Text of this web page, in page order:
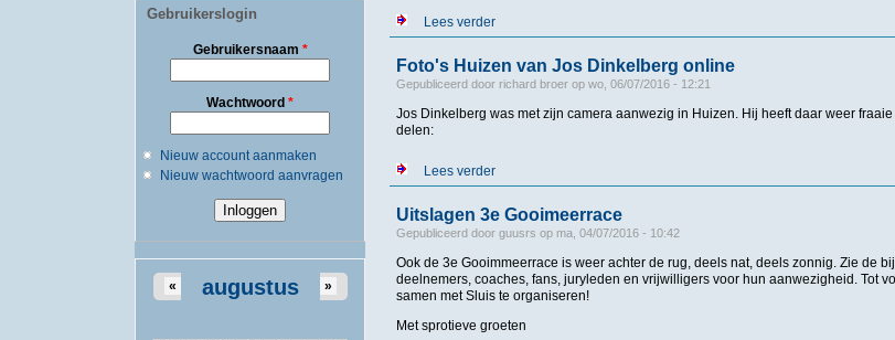
Gebruikerslogin
Gebruikersnaam *
Wachtwoord *
Nieuw account aanmaken
Nieuw wachtwoord aanvragen
augustus
« »
Lees verderover OLOWIS
Foto's Huizen van Jos Dinkelberg online
Gepubliceerd door richard broerop wo, 06/07/2016 - 12:21
Jos Dinkelberg was met zijn camera aanwezig in Huizen. Hij heeft daar weer
delen:
Lees verderover Foto's Huizen van Jos Dinkelberg online
Uitslagen 3e Gooimeerrace
Gepubliceerd door guusrs op ma, 04/07/2016 - 10:42
Ook de 3e Gooimmeerrace is weer achter de rug, deels nat, deels zonnig. Zie de
deelnemers, coaches, fans, juryleden en vrijwilligers voor hun aanwezigheid. Tot
samen met Sluis te organiseren!
Met sprotieve groeten